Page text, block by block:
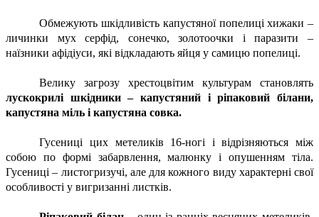
Обмежують шкідливість капустяної попелиці хижаки –
личинки мух серфід, сонечко, золотоочки і паразити –
наїзники афідіуси, які відкладають яйця у самицю попелиці.
Велику загрозу хрестоцвітим культурам становлять
лускокрилі шкідники – капустяний і ріпаковий білани,
капустяна міль і капустяна совка.
Гусениці цих метеликів 16-ногі і відрізняються між
собою по формі забарвлення, малюнку і опушенням тіла.
Гусениці – листогризучі, але для кожного виду характерні свої
особливості у вигризанні листків.